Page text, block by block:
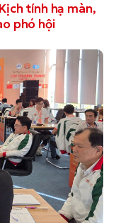
tính hạ màn,
phó hội